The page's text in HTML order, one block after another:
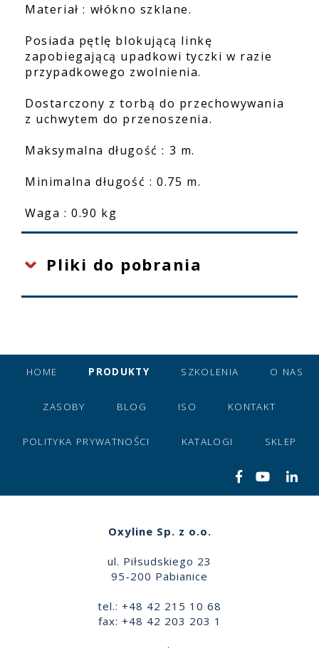
Materiał : włókno szklane.
Posiada pętlę blokującą linkę
zapobiegającą upadkowi tyczki w razie
przypadkowego zwolnienia.
Dostarczony z torbą do przechowywania
z uchwytem do przenoszenia.
Maksymalna długość : 3 m.
Minimalna długość : 0.75 m.
Waga : 0.90 kg
Pliki do pobrania
HOME PRODUKTY SZKOLENIA O NAS
ZASOBY BLOG ISO KONTAKT
POLITYKA PRYWATNOŚCI KATALOGI SKLEP
Oxyline Sp. z o.o.
ul. Piłsudskiego 23
95-200 Pabianice
tel.: +48 42 215 10 68
fax: +48 42 203 203 1